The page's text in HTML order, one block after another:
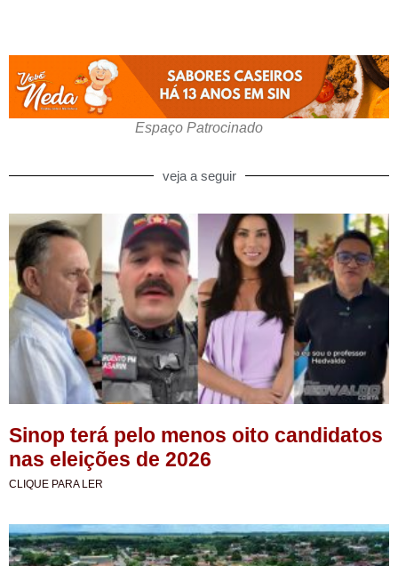
Espaço Patrocinado
veja a seguir
Sinop terá pelo menos oito candidatos
nas eleições de 2026
CLIQUE PARA LER